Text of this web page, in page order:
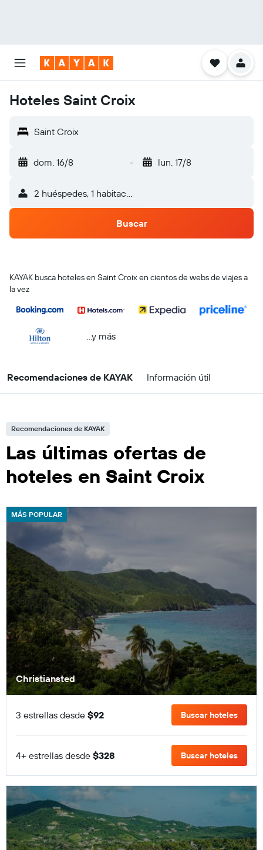
Hoteles Saint Croix
Saint Croix
dom. 16/8 - lun. 17/8
2 huéspedes, 1 habitación
Buscar
KAYAK busca hoteles en Saint Croix en cientos de webs de viajes a
la vez
...y más
Recomendaciones de KAYAK Información útil
Recomendaciones de KAYAK
Las últimas ofertas de
hoteles en Saint Croix
MÁS POPULAR
Christiansted
3 estrellas desde $92 Buscar hoteles
4+ estrellas desde $328 Buscar hoteles